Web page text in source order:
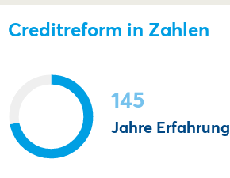
Creditreform in Zahlen
145
Jahre Erfahrung